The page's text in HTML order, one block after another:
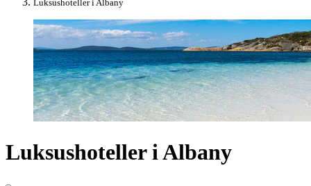
Luksushoteller i Albany
Luksushoteller i Albany